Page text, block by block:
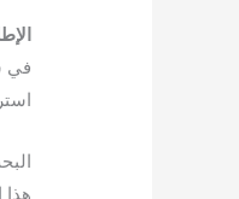
في
هذا